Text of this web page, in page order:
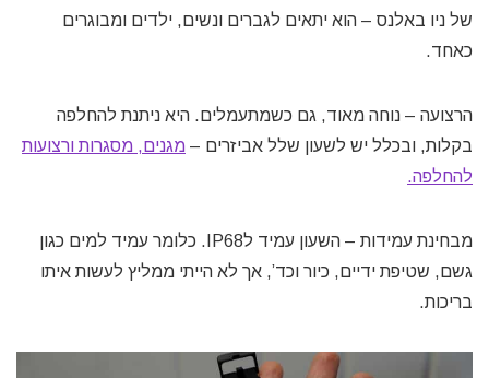
של ניו באלנס – הוא יתאים לגברים ונשים, ילדים ומבוגרים
כאחד.
הרצועה – נוחה מאוד, גם כשמתעמלים. היא ניתנת להחלפה
בקלות, ובכלל יש לשעון שלל אביזרים – מגנים, מסגרות ורצועות
להחלפה.
מבחינת עמידות – השעון עמיד לIP68. כלומר עמיד למים כגון
גשם, שטיפת ידיים, כיור וכד’, אך לא הייתי ממליץ לעשות איתו
בריכות.